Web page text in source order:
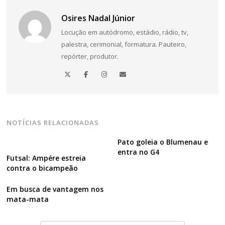
Osires Nadal Júnior
Locução em autódromo, estádio, rádio, tv,
palestra, cerimonial, formatura. Pauteiro,
repórter, produtor.
NOTÍCIAS RELACIONADAS
Futsal: Ampére estreia
contra o bicampeão
Pato goleia o Blumenau e
entra no G4
Em busca de vantagem nos
mata-mata
Navegação